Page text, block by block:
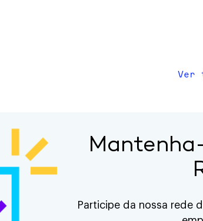
Ver
Participe da nossa rede